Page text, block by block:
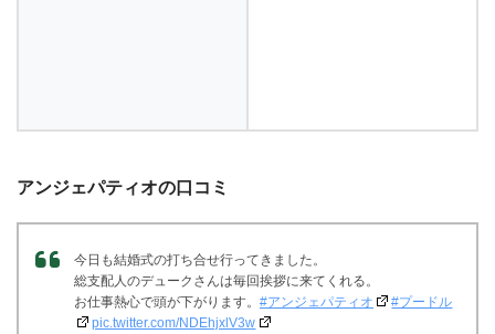
アンジェパティオの口コミ
今日も結婚式の打ち合せ行ってきました。
総支配人のデュークさんは毎回挨拶に来てくれる。
お仕事熱心で頭が下がります。 #アンジェパティオ
#プードル
pic.twitter.com/NDEhjxlV3w